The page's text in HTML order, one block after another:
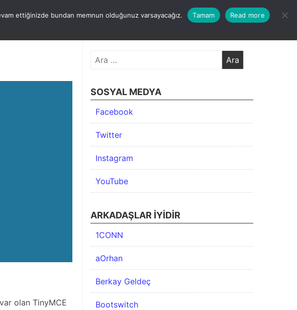
ATATÜRK HAKKIMDA KATEGORİLER İLETİŞİM ARŞİV
olan TinyMCE
Arama:
SOSYAL MEDYA
Facebook
Twitter
Instagram
YouTube
ARKADAŞLAR İYIDIR
1CONN
aOrhan
Berkay Geldeç
Bootswitch
ettiğinizde bundan memnun olduğunuz varsayacağız. Tamam Read more